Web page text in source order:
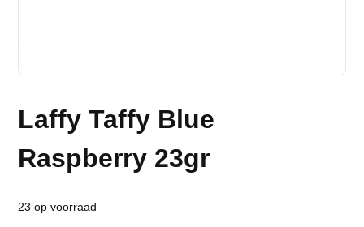
Laffy Taffy Blue
Raspberry 23gr
23 op voorraad